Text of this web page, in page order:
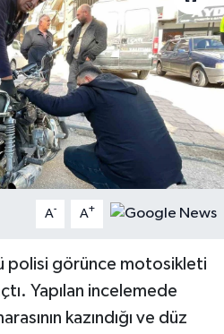
A- A+
polisi görünce motosikleti
Yapılan incelemede
kazındığı ve düz